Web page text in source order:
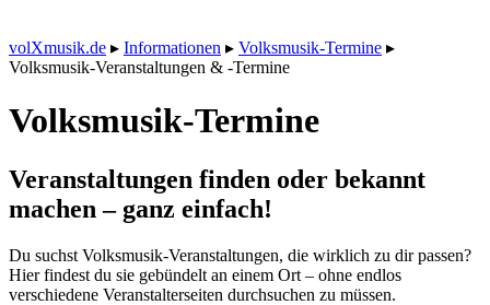
volXmusik.de ▸ Informationen ▸ Volksmusik-Termine ▸
Volksmusik-Veranstaltungen & -Termine
Volksmusik-Termine
Veranstaltungen finden oder bekannt
machen – ganz einfach!
Du suchst Volksmusik-Veranstaltungen, die wirklich zu dir passen?
Hier findest du sie gebündelt an einem Ort – ohne endlos
verschiedene Veranstalterseiten durchsuchen zu müssen.